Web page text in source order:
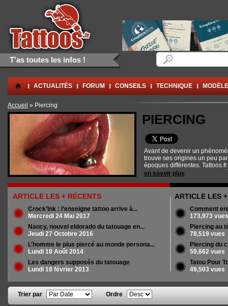
Aller au contenu principal
Skip to navigation
T'as toutes les infos !
. ACTUALITÉS FORUM CONSEILS TECHNIQUE
Vous êtes ici
Accueil » Piercing
PIERCING
Avant de devenir un
trouve ses origines un peu
époques différentes.
histoire, des conditions
s'offrent aux candidats au
en savoir plus
ARTICLE LES + RÉCENTS
Crock’Ink : l’enseigne tattoo arrive à...
Mercredi 24 Mai 2017
Nancy, nouvel eldorado du tatouage en...
Jeudi 27 Octobre 2016
L’homme le plus piercé au monde persona...
Lundi 18 Août 2014
Les dangers supposés du tatouage
Lundi 18 février 2013
ARTICLE LES
Comment
173,973 vues
Piercing au
78,519 vues
Piercing du
59,662 vues
Tatou Pour
49,503 vues
Trier par Ordre